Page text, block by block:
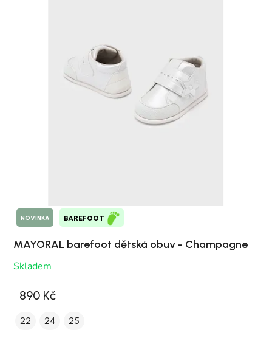
NOVINKA BAREFOOT
MAYORAL barefoot dětská obuv - Champagne
Skladem
890 Kč
22 24 25